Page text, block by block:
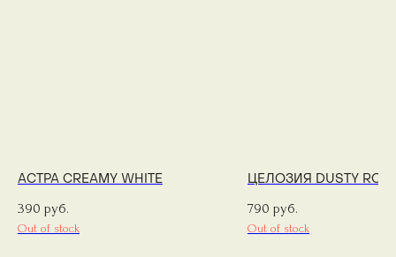
АСТРА CREAMY WHITE
390 руб.
Out of stock
ЦЕЛОЗИЯ DUSTY
790 руб.
Out of stock